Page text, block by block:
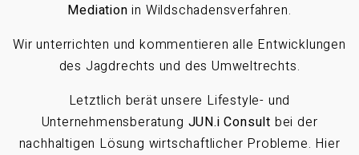
Mediation in Wildschadensverfahren.
Wir unterrichten und kommentieren alle Entwicklungen
des Jagdrechts und des Umweltrechts.
Letztlich berät unsere Lifestyle- und
Unternehmensberatung JUN.i Consult bei der
nachhaltigen Lösung wirtschaftlicher Probleme. Hier